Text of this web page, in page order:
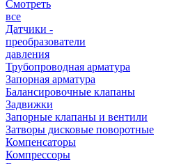
Смотреть
все
Датчики -
преобразователи
давления
Трубопроводная арматура
Запорная арматура
Балансировочные клапаны
Задвижки
Запорные клапаны и вентили
Затворы дисковые поворотные
Компенсаторы
Компрессоры